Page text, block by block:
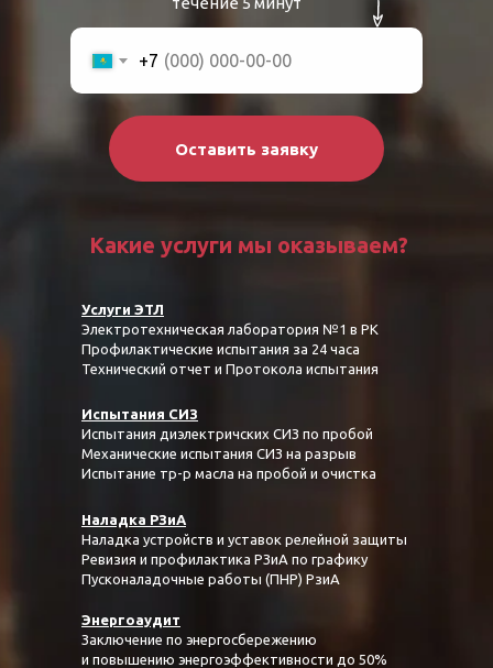
Услуги ЭТЛ
Электротехническая лаборатория №1 в РК
Профилактические испытания за 24 часа
Технический отчет и Протокола испытания
Наладка РЗиА
Наладка устройств и уставок релейной защиты
Ревизия и профилактика РЗиА по графику
Пусконаладочные работы (ПНР) РзиА
Энергоаудит
Заключение по энергосбережению
и повышению энергоэффективности до 50%
Испытания СИЗ
Испытания диэлектричских СИЗ по пробой
Механические испытания СИЗ на разрыв
Испытание тр-р масла на пробой и очистка
Какие услуги мы оказываем?
+7
Оставить заявку